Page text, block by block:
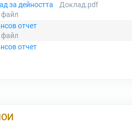
за дейността
Доклад.pdf
файл
отчет
файл
отчет